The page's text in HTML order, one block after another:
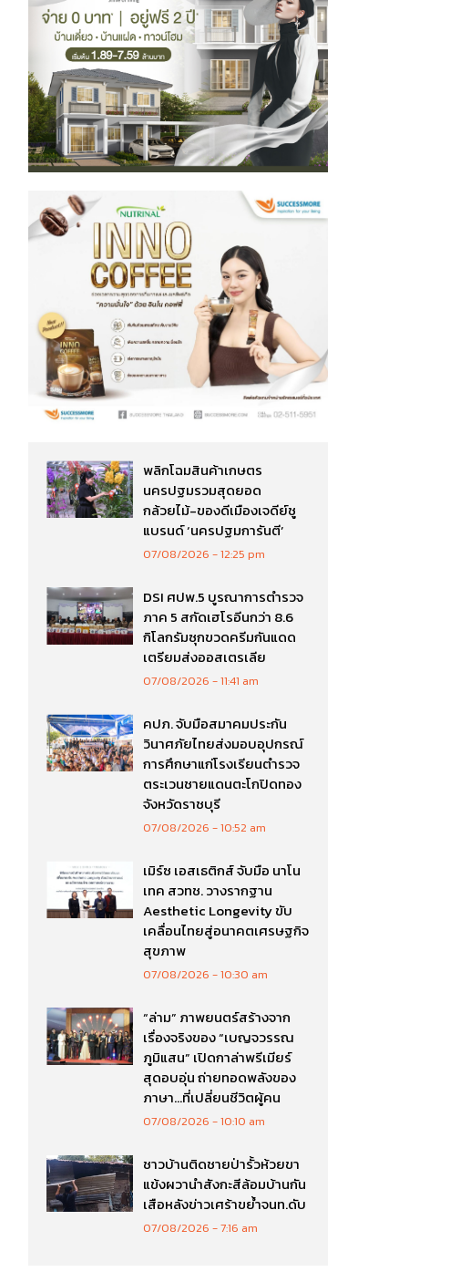
พลิกโฉมสินค้าเกษตร
นครปฐมรวมสุดยอด
กล้วยไม้-ของดีเมืองเจดีย์ชู
แบรนด์ ‘นครปฐมการันตี’
07/08/2026 12:25 pm
DSI ศปพ.5 บูรณาการตำรวจ
ภาค 5 สกัดเฮโรอีนกว่า 8.6
กิโลกรัมซุกขวดครีมกันแดด
เตรียมส่งออสเตรเลีย
07/08/2026 11:41 am
คปภ. จับมือสมาคมประกัน
วินาศภัยไทยส่งมอบอุปกรณ์
การศึกษาแก่โรงเรียนตำรวจ
ตระเวนชายแดนตะโกปิดทอง
จังหวัดราชบุรี
07/08/2026 10:52 am
เมิร์ซ เอสเธติกส์ จับมือ นาโน
เทค สวทช. วางรากฐาน
Aesthetic Longevity ขับ
เคลื่อนไทยสู่อนาคตเศรษฐกิจ
สุขภาพ
07/08/2026 10:30 am
“ล่าม” ภาพยนตร์สร้างจาก
เรื่องจริงของ “เบญจวรรณ
ภูมิแสน” เปิดกาล่าพรีเมียร์
สุดอบอุ่น ถ่ายทอดพลังของ
ภาษา…ที่เปลี่ยนชีวิตผู้คน
07/08/2026 10:10 am
ชาวบ้านติดชายป่ารั้วห้วยขา
แข้งผวานำสังกะสีล้อมบ้านกัน
เสือหลังข่าวเศร้าขย้ำจนท.ดับ
07/08/2026 7:16 am